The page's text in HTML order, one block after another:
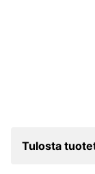
Tulosta